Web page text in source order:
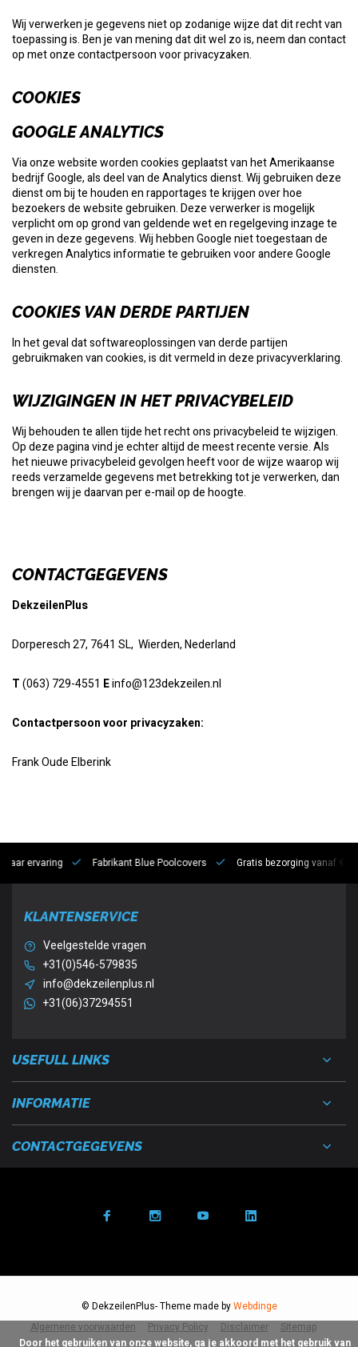
Wij verwerken je gegevens niet op zodanige wijze dat dit recht van
toepassing is. Ben je van mening dat dit wel zo is, neem dan contact
op met onze contactpersoon voor privacyzaken.
COOKIES
GOOGLE ANALYTICS
Via onze website worden cookies geplaatst van het Amerikaanse
bedrijf Google, als deel van de Analytics dienst. Wij gebruiken deze
dienst om bij te houden en rapportages te krijgen over hoe
bezoekers de website gebruiken. Deze verwerker is mogelijk
verplicht om op grond van geldende wet en regelgeving inzage te
geven in deze gegevens. Wij hebben Google niet toegestaan de
verkregen Analytics informatie te gebruiken voor andere Google
diensten.
COOKIES VAN DERDE PARTIJEN
In het geval dat softwareoplossingen van derde partijen
gebruikmaken van cookies, is dit vermeld in deze privacyverklaring.
WIJZIGINGEN IN HET PRIVACYBELEID
Wij behouden te allen tijde het recht ons privacybeleid te wijzigen.
Op deze pagina vind je echter altijd de meest recente versie. Als
het nieuwe privacybeleid gevolgen heeft voor de wijze waarop wij
reeds verzamelde gegevens met betrekking tot je verwerken, dan
brengen wij je daarvan per e-mail op de hoogte.
CONTACTGEGEVENS
DekzeilenPlus
Dorperesch 27, 7641 SL, Wierden, Nederland
T(063) 729-4551 Einfo@123dekzeilen.nl
Contactpersoon voor privacyzaken:
Frank Oude Elberink
jaar ervaring Fabrikant Blue Poolcovers Gratis bezorging vanaf
KLANTENSERVICE
Veelgestelde vragen
+31(0)546-579835
info@dekzeilenplus.nl
+31(06)37294551
USEFULL LINKS
INFORMATIE
CONTACTGEGEVENS
Algemene voorwaarden Privacy Policy Disclaimer Sitemap
© DekzeilenPlus- Theme made byWebdinge